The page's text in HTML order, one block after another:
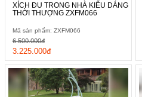
XÍCH ĐU TRONG NHÀ KIỂU DÁNG
THỜI THƯỢNG ZXFM066
Mã sản phẩm: ZXFM066
3.225.000đ
6.500.000đ